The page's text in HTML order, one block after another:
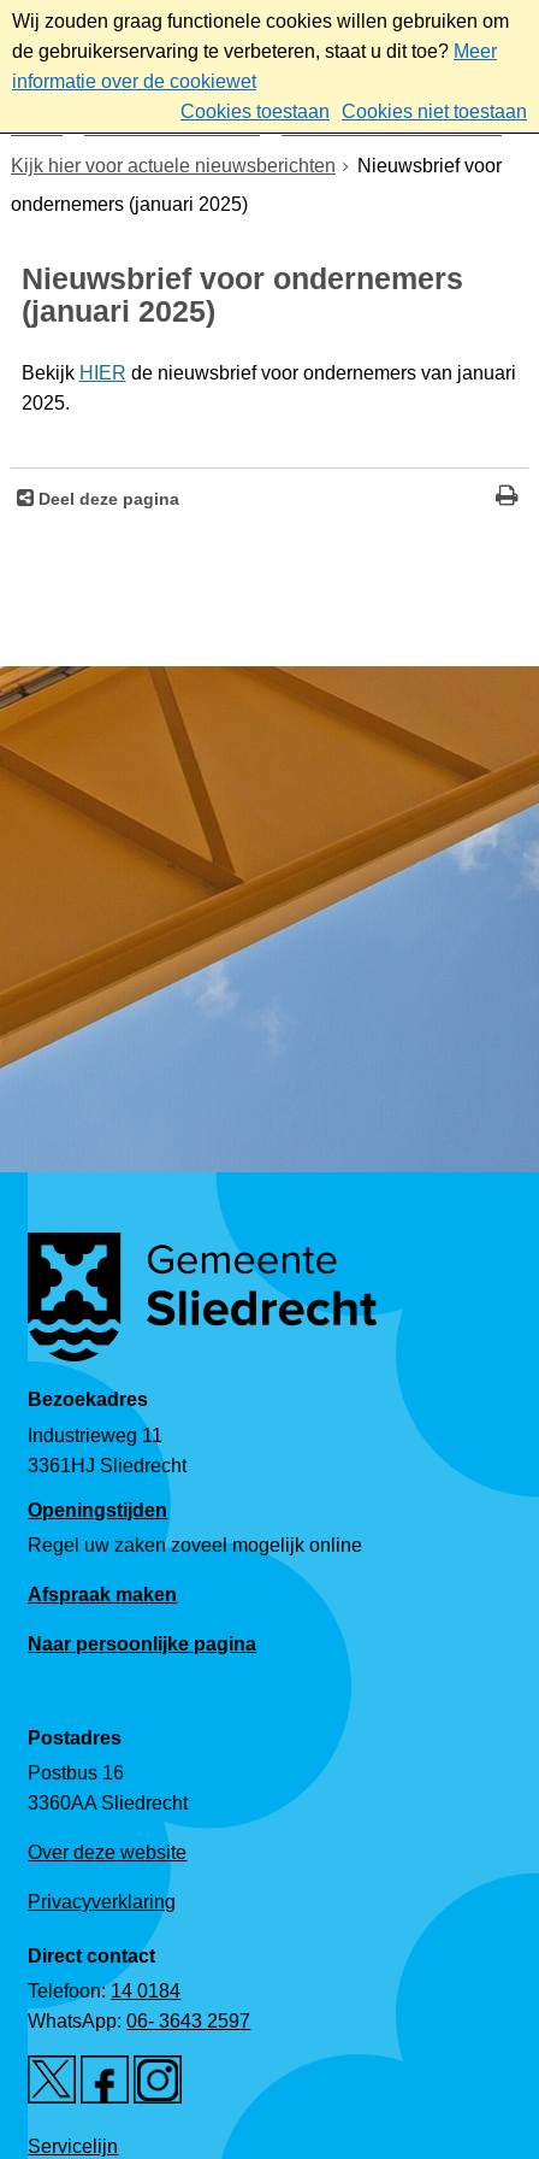
Wij zouden graag functionele cookies willen gebruiken om
de gebruikerservaring te verbeteren, staat u dit toe? Meer
informatie over de cookiewet
Cookies toestaan
Cookies niet toestaan
Werk & ondernemen
Nieuwsbrief ondernemers
Kijk hier voor actuele nieuwsberichten
Nieuwsbrief voor
ondernemers (januari 2025)
Nieuwsbrief voor ondernemers
(januari 2025)
Bekijk HIER de nieuwsbrief voor ondernemers van januari
2025.
Deel deze pagina
Bezoekadres
Industrieweg 11
3361HJ Sliedrecht
Openingstijden
Regel uw zaken zoveel mogelijk online
Afspraak maken
Naar persoonlijke pagina
Postadres
Postbus 16
3360AA Sliedrecht
Over deze website
Privacyverklaring
Direct contact
Telefoon:14 0184
WhatsApp:06- 3643 2597
Servicelijn